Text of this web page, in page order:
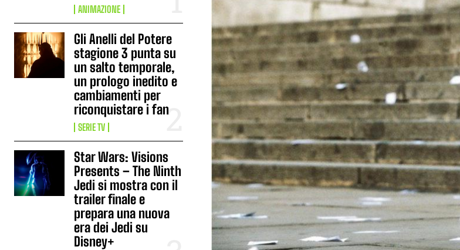
ANIMAZIONE
Gli Anelli del Potere
stagione 3 punta su
un salto temporale,
un prologo inedito e
cambiamenti per
riconquistare i fan
SERIE TV
Star Wars: Visions
Presents – The Ninth
Jedi si mostra con il
trailer finale e
prepara una nuova
era dei Jedi su
Disney+